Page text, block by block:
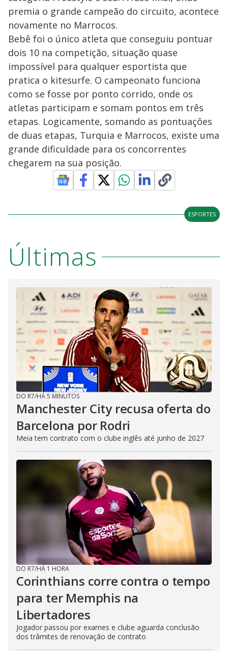
premia o grande campeão do circuito, acontece
novamente no Marrocos.
Bebê foi o único atleta que conseguiu pontuar
dois 10 na competição, situação quase
impossível para qualquer esportista que
pratica o kitesurfe. O campeonato funciona
como se fosse por ponto corrido, onde os
atletas participam e somam pontos em três
etapas. Logicamente, somando as pontuações
de duas etapas, Turquia e Marrocos, existe uma
grande dificuldade para os concorrentes
chegarem na sua posição.
ESPORTES
Últimas
DO R7/HÁ 5 MINUTOS
Manchester City recusa oferta do
Barcelona por Rodri
Meia tem contrato com o clube inglês até junho de 2027
DO R7/HÁ 1 HORA
Corinthians corre contra o tempo
para ter Memphis na
Libertadores
Jogador passou por exames e clube aguarda conclusão
dos trâmites de renovação de contrato